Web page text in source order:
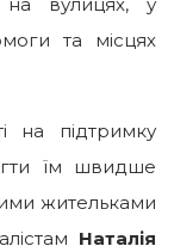
та місцях
на підтримку
їм швидше
жительками
Наталія